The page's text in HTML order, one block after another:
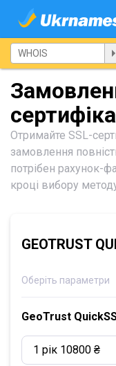
Отримайте SSL-
замовлення
потрібен рахунок-
кроці вибору
GEOTRUST
Оберіть параметри
GeoTrust
1 рік 10800 ₴